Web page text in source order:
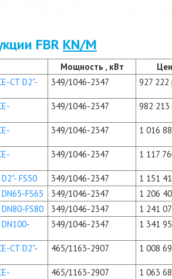
FBR KN/M
Мощность , кВт
CT D2"-
349/1046-2347 927 222
349/1046-2347 982 213
349/1046-2347 1 016
349/1046-2347 1 117
FS50 349/1046-2347 1 151
FS65
349/1046-2347 1 206
FS80
349/1046-2347 1 241
DN100-
349/1046-2347 1 341
CT D2"- 465/1163-2907 1 008
465/1163-2907 1 063